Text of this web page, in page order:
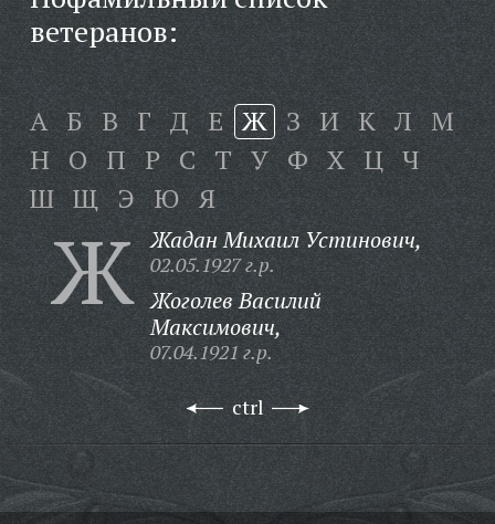
ветеранов:
А Б В Г Д Е Ж З И К Л М
Н О П Р С Т У Ф Х Ц Ч
Ш Щ Э Ю Я
Ж Жадан Михаил Устинович,
02.05.1927 г.р.
Жоголев Василий
Максимович,
07.04.1921 г.р.
ctrl